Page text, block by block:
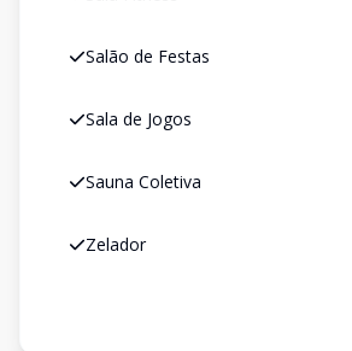
Salão de Festas
Sala de Jogos
Sauna Coletiva
Zelador